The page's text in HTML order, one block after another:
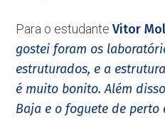
Para o estudanteVitor
gostei foram os
estruturados, e a
é muito bonito. Além
Baja e o foguete de perto